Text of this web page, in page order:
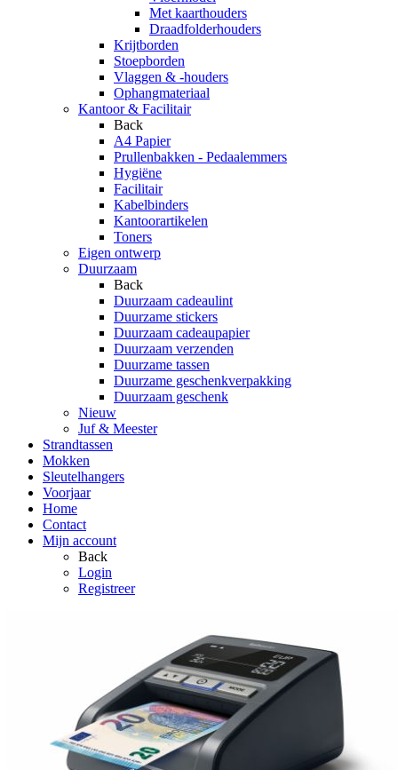
Met kaarthouders
Draadfolderhouders
Krijtborden
Stoepborden
Vlaggen & -houders
Ophangmateriaal
Kantoor & Facilitair
Back
A4 Papier
Prullenbakken - Pedaalemmers
Hygiëne
Facilitair
Kabelbinders
Kantoorartikelen
Toners
Eigen ontwerp
Duurzaam
Back
Duurzaam cadeaulint
Duurzame stickers
Duurzaam cadeaupapier
Duurzaam verzenden
Duurzame tassen
Duurzame geschenkverpakking
Duurzaam geschenk
Nieuw
Juf & Meester
Strandtassen
Mokken
Sleutelhangers
Voorjaar
Home
Contact
Mijn account
Back
Login
Registreer